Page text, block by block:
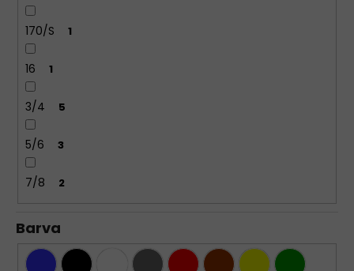
170/S 1
16 1
3/4 5
5/6 3
7/8 2
Barva